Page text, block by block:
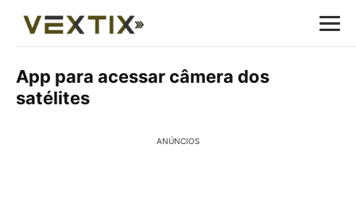
App para acessar câmera dos
satélites
ANÚNCIOS